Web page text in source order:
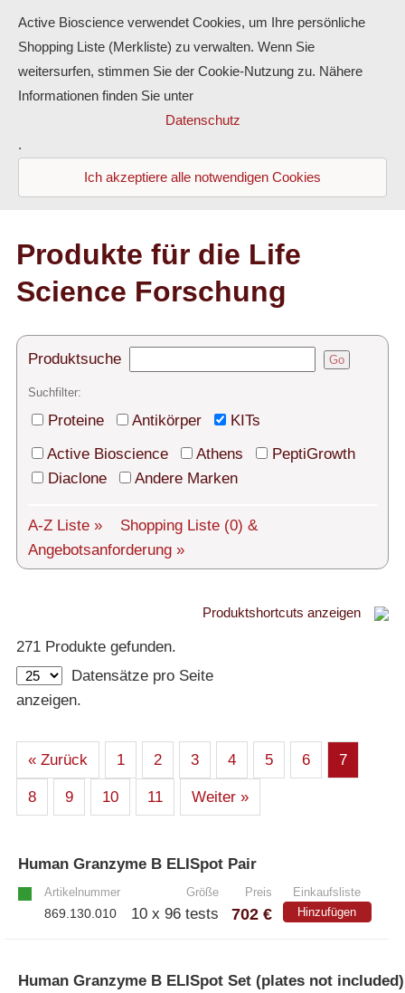
Antikörper
ELISA-Kits
Diaclone Produkte
Home
Kontakt
Versand
Über uns
Service
AGBs
English
Produkte für die Life
Science Forschung
Produktsuche Go
Suchfilter:
Proteine Antikörper
KITs
Active Bioscience
Athens
PeptiGrowth
Diaclone
Andere Marken
A-Z Liste » Shopping Liste (0) &
Angebotsanforderung »
Proteine
– Alle Proteine
– Human
– Cell culture tested premium (cct-premium)
Athens
– Alle Athens Produkte
– Proteine
– Antikörper
Produktshortcuts anzeigen
271 Produkte gefunden.
Datensätze pro Seite
anzeigen.
« Zurück 1 2 3 4 5 6 7
8 9 10 11 Weiter »
Human Granzyme B ELISpot Pair
Artikelnummer Größe Preis Einkaufsliste
869.130.010 10 x 96 tests 702 € Hinzufügen
Human Granzyme B ELISpot Set (plates not included)
Active Bioscience verwendet Cookies, um Ihre persönliche
Shopping Liste (Merkliste) zu verwalten. Wenn Sie
weitersurfen, stimmen Sie der Cookie-Nutzung zu. Nähere
Informationen finden Sie unter
Datenschutz
.
Ich akzeptiere alle notwendigen Cookies